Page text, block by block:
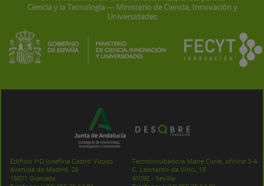
Ciencia y la Tecnología — Ministerio de Ciencia, Innovación y
Universidades
Edificio I+D Josefina Castro Vizoso
Avenida de Madrid, 28
18071 Granada
Tecnoincubadora Marie Curie, oficina 3-A
C. Leonardo da Vinci, 18
41092 - Sevilla